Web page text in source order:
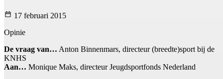
17 februari 2015
Opinie
De vraag van… Anton Binnenmars, directeur (breedte)sport bij de
KNHS
Aan… Monique Maks, directeur Jeugdsportfonds Nederland